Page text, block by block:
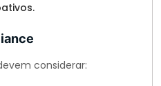
considerar: